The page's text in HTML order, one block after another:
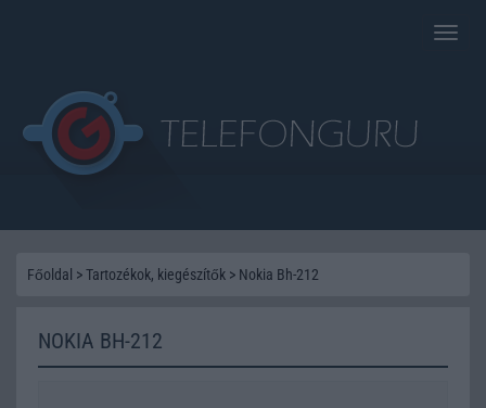
Toggle
Főoldal >Tartozékok, kiegészítők > Nokia Bh-212
NOKIA BH-212